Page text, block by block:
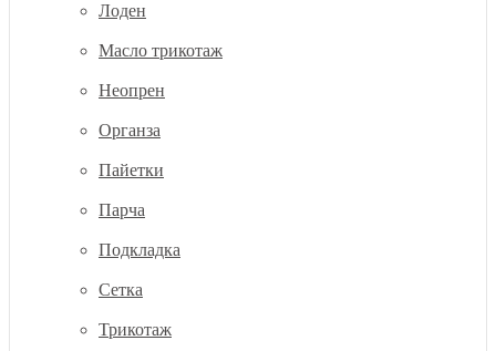
Лоден
Масло трикотаж
Неопрен
Органза
Пайетки
Парча
Подкладка
Сетка
Трикотаж